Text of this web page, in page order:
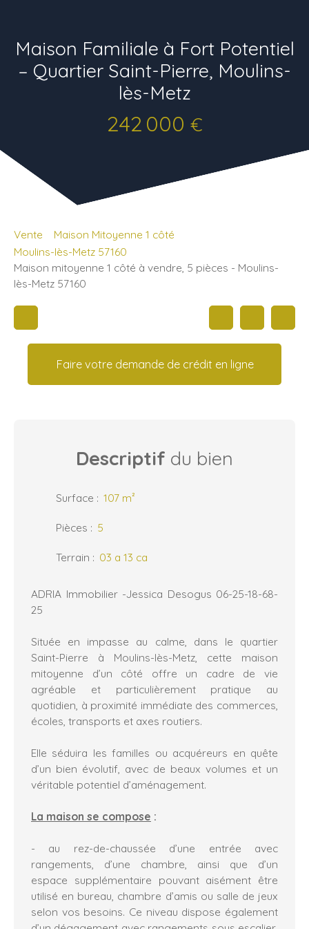
Maison Familiale à Fort Potentiel
– Quartier Saint-Pierre, Moulins-
lès-Metz
242 000 €
Vente
Maison Mitoyenne 1 côté
Moulins-lès-Metz 57160
Maison mitoyenne 1 côté à vendre, 5 pièces - Moulins-
lès-Metz 57160
Faire votre demande de crédit en ligne
Descriptif du bien
Surface : 107 m²
Pièces : 5
Terrain : 03 a 13 ca
ADRIA Immobilier -Jessica Desogus 06-25-18-68-
25
Située en impasse au calme, dans le quartier
Saint-Pierre à Moulins-lès-Metz, cette maison
mitoyenne d’un côté offre un cadre de vie
agréable et particulièrement pratique au
quotidien, à proximité immédiate des commerces,
écoles, transports et axes routiers.
Elle séduira les familles ou acquéreurs en quête
d’un bien évolutif, avec de beaux volumes et un
véritable potentiel d’aménagement.
La maison se compose :
- au rez-de-chaussée d’une entrée avec
rangements, d’une chambre, ainsi que d’un
espace supplémentaire pouvant aisément être
utilisé en bureau, chambre d’amis ou salle de jeux
selon vos besoins. Ce niveau dispose également